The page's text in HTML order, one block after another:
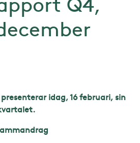
idag, 16 februari, sin